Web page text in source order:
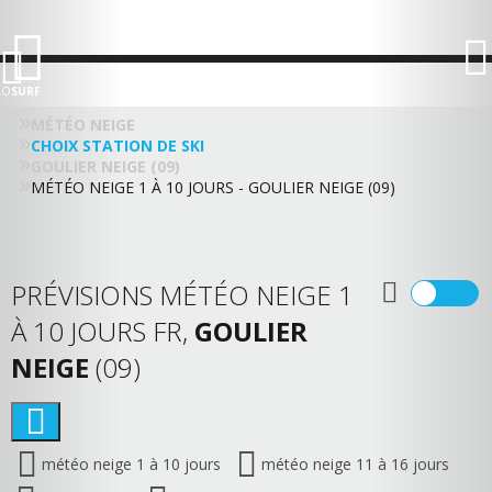
SURF
MÉTÉO NEIGE
CHOIX STATION DE SKI
GOULIER NEIGE (09)
MÉTÉO NEIGE 1 À 10 JOURS - GOULIER NEIGE (09)
PRÉVISIONS MÉTÉO NEIGE 1
À 10 JOURS FR, GOULIER
NEIGE (09)
météo neige 1 à 10 jours
météo neige 11 à 16 jours